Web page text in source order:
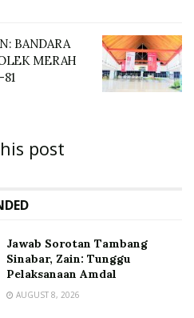
BANDARA
MERAH
post
Jawab Sorotan Tambang
Sinabar, Zain: Tunggu
Pelaksanaan Amdal
AUGUST 8, 2026